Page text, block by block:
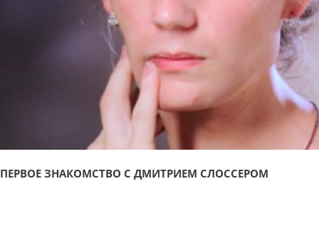
ПЕРВОЕ ЗНАКОМСТВО С ДМИТРИЕМ СЛОССЕРОМ